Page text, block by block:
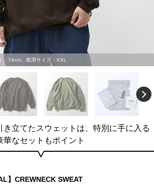
：74cm。着用サイズ：XXL
き立てたスウェットは、特別に手に入る
華なセットもポイント
】CREWNECK SWEAT